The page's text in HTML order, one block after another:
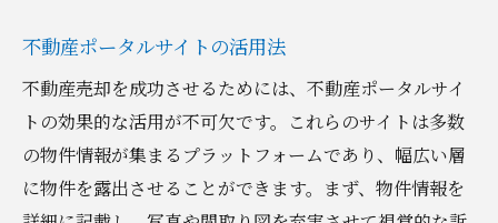
不動産ポータルサイトの活用法
不動産売却を成功させるためには、不動産ポータルサイ
トの効果的な活用が不可欠です。これらのサイトは多数
の物件情報が集まるプラットフォームであり、幅広い層
に物件を露出させることができます。まず、物件情報を